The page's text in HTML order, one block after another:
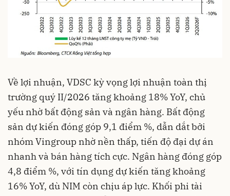
Về lợi nhuận, VDSC kỳ vọng lợi nhuận toàn thị
trường quý II/2026 tăng khoảng 18% YoY, chủ
yếu nhờ bất động sản và ngân hàng. Bất động
sản dự kiến đóng góp 9,1 điểm %, dẫn dắt bởi
nhóm Vingroup nhờ nền thấp, tiến độ đại dự án
nhanh và bán hàng tích cực. Ngân hàng đóng góp
4,8 điểm %, với tín dụng dự kiến tăng khoảng
16% YoY, dù NIM còn chịu áp lực. Khối phi tài